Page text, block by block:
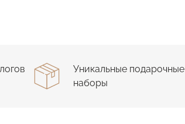
Уникальные подарочные
наборы